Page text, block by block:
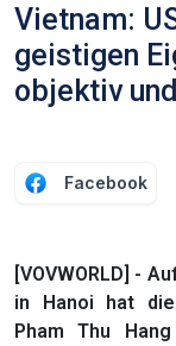
Vietnam:
geistigen
objektiv
Facebook
[VOVWORLD] -
in Hanoi hat
Pham Thu